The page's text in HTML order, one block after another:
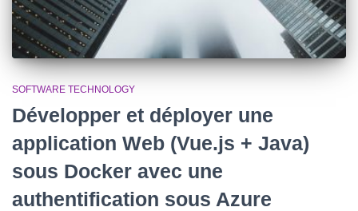
SOFTWARE TECHNOLOGY
Développer et déployer une
application Web (Vue.js + Java)
sous Docker avec une
authentification sous Azure